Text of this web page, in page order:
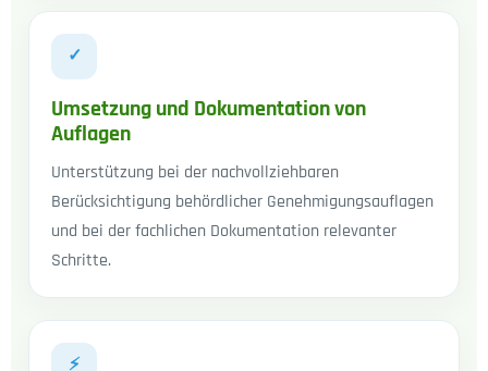
✓
Umsetzung und Dokumentation von
Auflagen
Unterstützung bei der nachvollziehbaren
Berücksichtigung behördlicher Genehmigungsauflagen
und bei der fachlichen Dokumentation relevanter
Schritte.
⚡